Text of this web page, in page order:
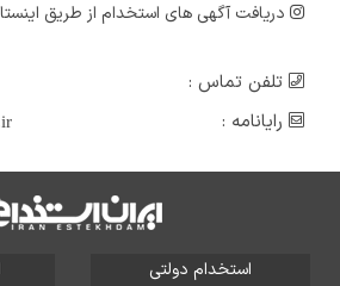
دریافت آگهی های استخدام از طریق
تلفن تماس :
رایانامه :
استخدام دولتی